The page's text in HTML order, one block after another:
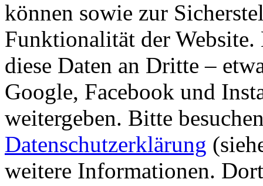
können sowie zur
Funktionalität der
diese Daten an Dritte –
Google, Facebook und
weitergeben. Bitte
Datenschutzerklärung
weitere Informationen.